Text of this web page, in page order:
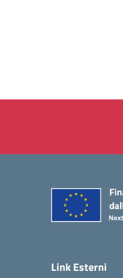
Link Esterni